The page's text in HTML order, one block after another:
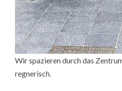
Wir spazieren durch das
regnerisch.